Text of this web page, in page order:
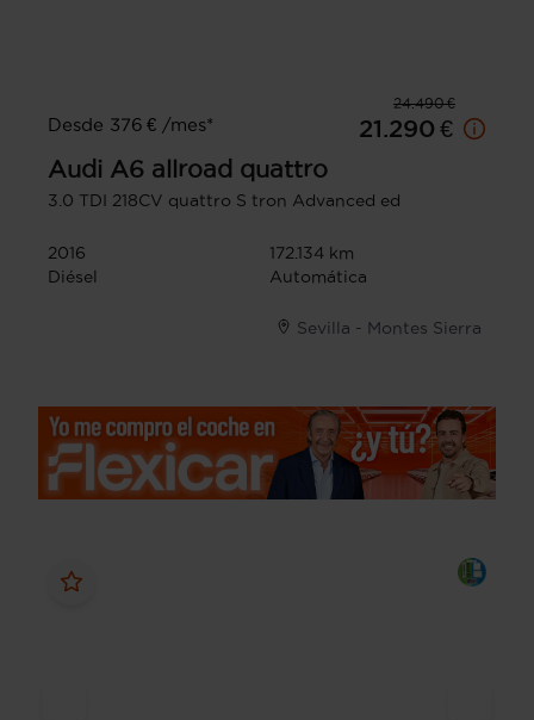
24.490 €
Desde 376 € /mes*
21.290 €
Audi A6 allroad quattro
3.0 TDI 218CV quattro S tron Advanced ed
2016
172.134 km
Diésel
Automática
Sevilla - Montes Sierra